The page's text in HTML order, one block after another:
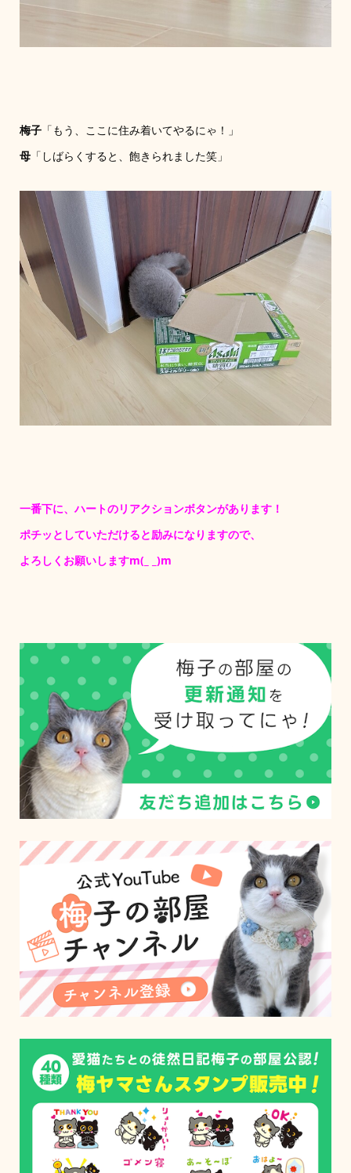
梅子「もう、ここに住み着いてやるにゃ！」
母「しばらくすると、飽きられました笑」
一番下に、ハートのリアクションボタンがあります！
ポチッとしていただけると励みになりますので、
よろしくお願いしますm(_ _)m